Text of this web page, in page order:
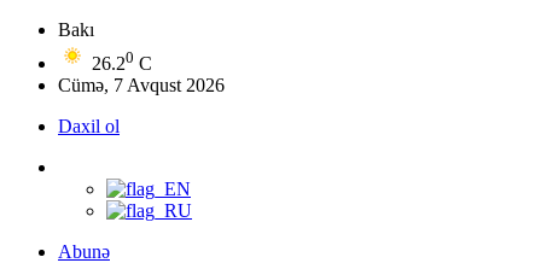
Bakı
26.20 C
Cümə, 7 Avqust 2026
Daxil ol
Abunə